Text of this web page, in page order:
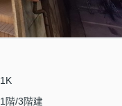
1K
1階/3階建